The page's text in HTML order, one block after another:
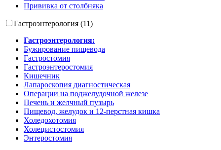
Прививка от столбняка
Гастроэнтерология (11)
Гастроэнтерология:
Бужирование пищевода
Гастростомия
Гастроэнтеростомия
Кишечник
Лапароскопия диагностическая
Операции на поджелудочной железе
Печень и желчный пузырь
Пищевод, желудок и 12-перстная кишка
Холедохотомия
Холецистостомия
Энтеростомия